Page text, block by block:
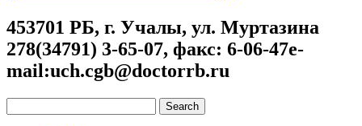
453701 РБ, г. Учалы, ул. Муртазина
278(34791) 3-65-07, факс: 6-06-47e-
mail:uch.cgb@doctorrb.ru